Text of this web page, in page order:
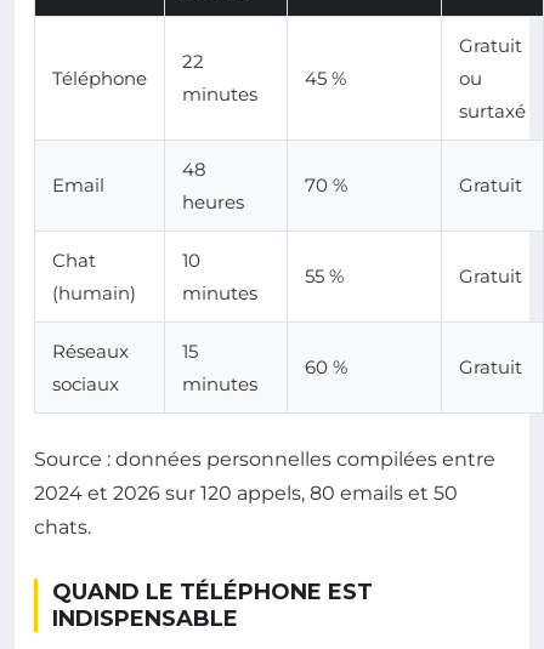
Téléphone
22
minutes
45 %
Gratuit
ou
surtaxé
Email
48
heures
70 % Gratuit
Chat
(humain)
10
minutes
55 % Gratuit
Réseaux
sociaux
15
minutes
60 % Gratuit
Source : données personnelles compilées entre
2024 et 2026 sur 120 appels, 80 emails et 50
chats.
QUAND LE TÉLÉPHONE EST
INDISPENSABLE